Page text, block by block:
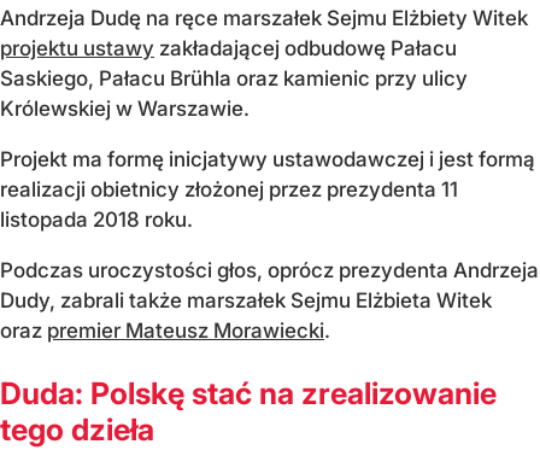
Andrzeja Dudę na ręce marszałek Sejmu Elżbiety Witek
projektu ustawy zakładającej odbudowę Pałacu
Saskiego, Pałacu Brühla oraz kamienic przy ulicy
Królewskiej w Warszawie.
Projekt ma formę inicjatywy ustawodawczej i jest formą
realizacji obietnicy złożonej przez prezydenta 11
listopada 2018 roku.
Podczas uroczystości głos, oprócz prezydenta Andrzeja
Dudy, zabrali także marszałek Sejmu Elżbieta Witek
oraz premier Mateusz Morawiecki.
Duda: Polskę stać na zrealizowanie
tego dzieła